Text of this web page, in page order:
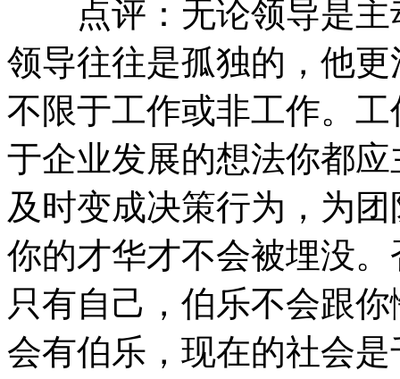
点评：无论领导是主
领导往往是孤独的，他
不限于工作或非工作。
于企业发展的想法你都
及时变成决策行为，为
你的才华才不会被埋没
只有自己，伯乐不会跟
会有伯乐，现在的社会